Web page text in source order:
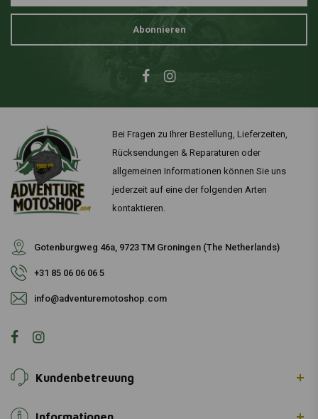
Abonnieren
Bei Fragen zu Ihrer Bestellung, Lieferzeiten,
Rücksendungen & Reparaturen oder
allgemeinen Informationen können Sie uns
jederzeit auf eine der folgenden Arten
kontaktieren.
Gotenburgweg 46a, 9723 TM Groningen (The Netherlands)
+31 85 06 06 06 5
info@adventuremotoshop.com
Kundenbetreuung